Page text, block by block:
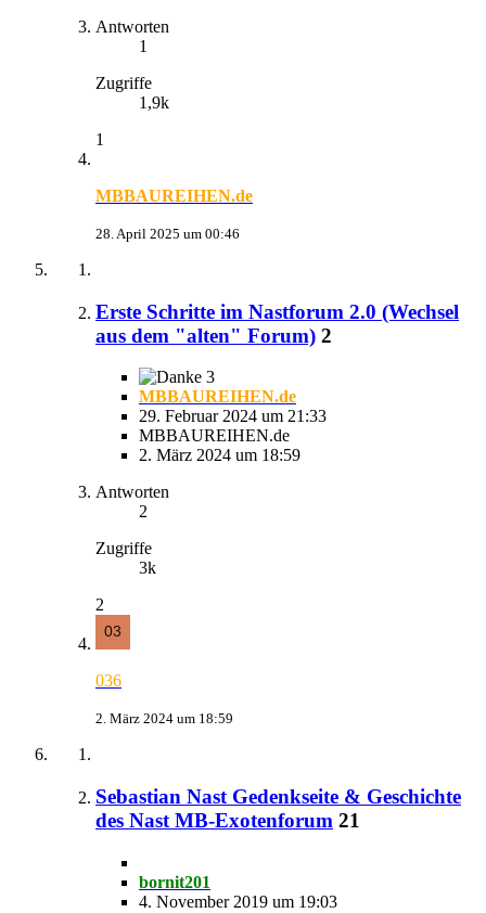
Antworten
1
Zugriffe
1,9k
1
MBBAUREIHEN.de
28. April 2025 um 00:46
Erste Schritte im Nastforum 2.0 (Wechsel
aus dem "alten" Forum) 2
3
MBBAUREIHEN.de
29. Februar 2024 um 21:33
MBBAUREIHEN.de
2. März 2024 um 18:59
Antworten
2
Zugriffe
3k
2
036
2. März 2024 um 18:59
Sebastian Nast Gedenkseite & Geschichte
des Nast MB-Exotenforum 21
bornit201
4. November 2019 um 19:03